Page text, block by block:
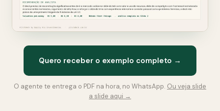
Quero receber o exemplo completo →
O agente te entrega o PDF na hora, no WhatsApp. Ou veja slide
a slide aqui →